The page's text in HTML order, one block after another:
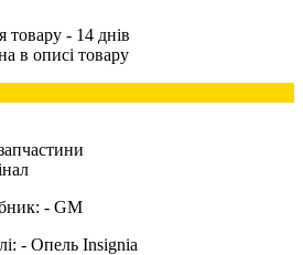
- 14 днів
в описі товару
- GM
- Опель Insignia